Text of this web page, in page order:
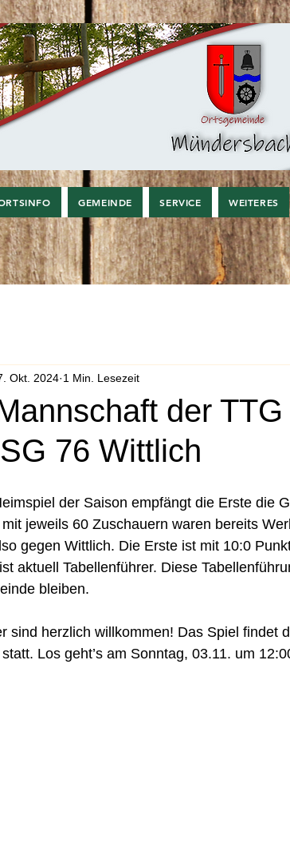
GEMEINDE SERVICE WEITERES
der
76 Wittlich
Okt. 2024 1 Min. Lesezeit
der Saison empfängt die Erste die
jeweils 60 Zuschauern waren bereits
gegen Wittlich. Die Erste ist mit 10:0
aktuell Tabellenführer. Diese
bleiben.
sind herzlich willkommen! Das Spiel findet
Los geht’s am Sonntag, 03.11. um